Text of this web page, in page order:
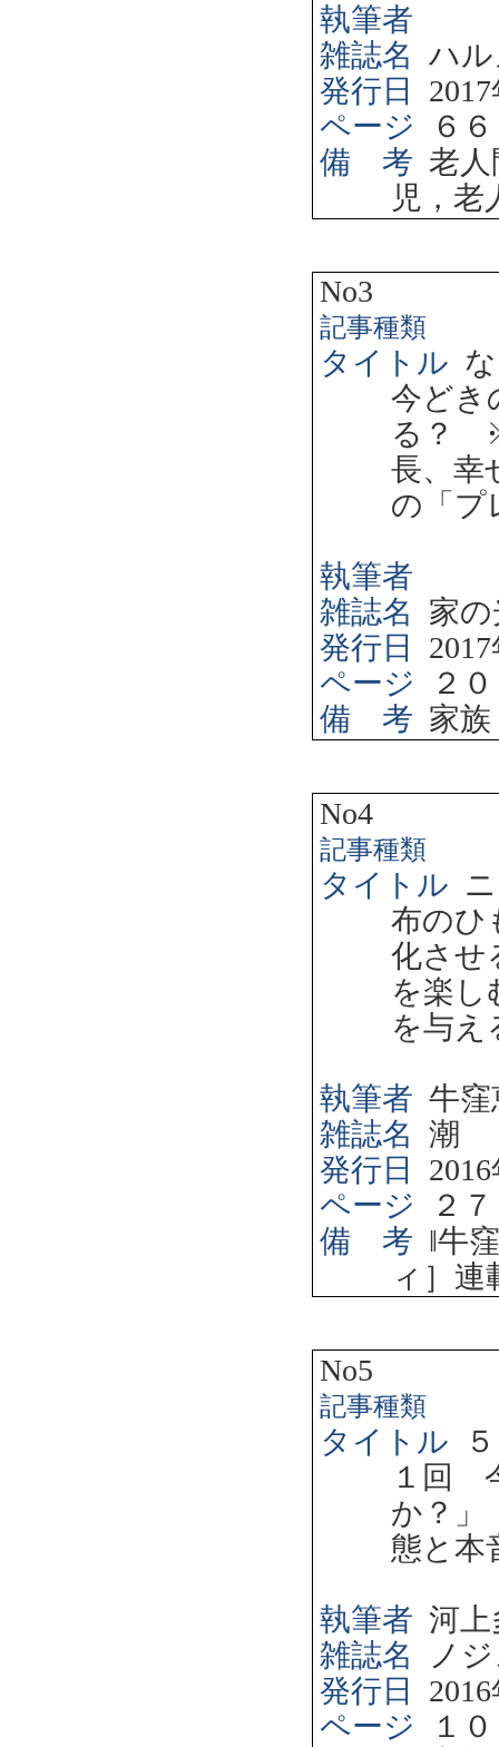
執筆者
雑誌名 ハ
発行日
2017
ページ
６
備 考 老人
児，老
No3
記事種類
タイトル
今ど
る？ ※
長、幸
の「プ
執筆者
雑誌名
家の
発行日
2017
ページ
２
備 考 家族
No4
記事種類
タイトル
布のひ
化さ
を楽し
を与え
執筆者 牛窪
雑誌名 潮
発行日
2016
ページ
２
備 考 ‖牛
ィ］連
No5
記事種類
タイトル
１回
か？
態と本
執筆者 河上
雑誌名
ノ
発行日
2016
ページ
１